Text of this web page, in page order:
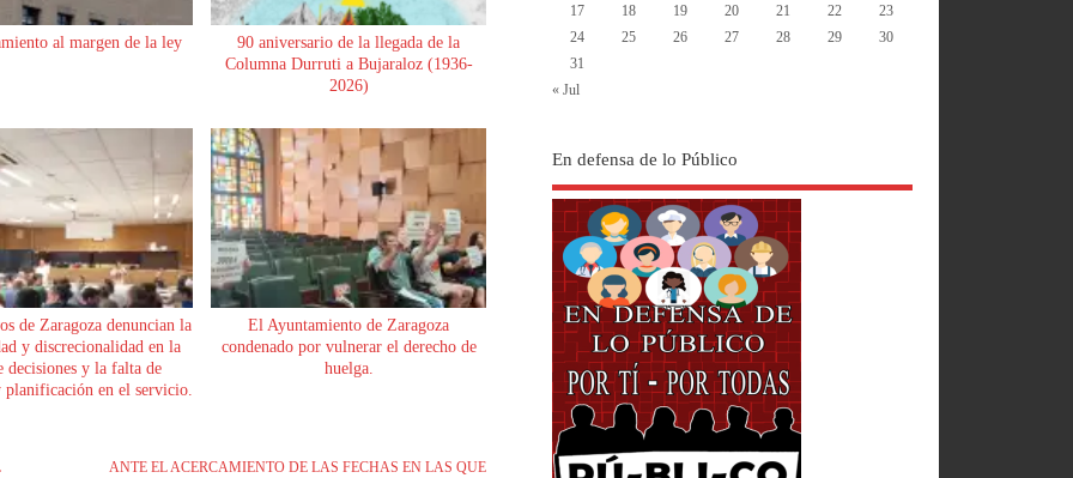
al margen de la ley
90 aniversario de la llegada de la
Columna Durruti a Bujaraloz (1936-
2026)
de Zaragoza denuncian la
y discrecionalidad en la
decisiones y la falta de
en el servicio.
El Ayuntamiento de Zaragoza
condenado por vulnerar el derecho de
huelga.
ANTE EL ACERCAMIENTO DE LAS FECHAS EN LAS QUE
17
18 19 20 21 22
23
24
25 26 27 28 29
30
31
« Jul
En defensa de lo Público